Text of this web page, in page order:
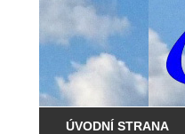
ÚVODNÍ STRANA